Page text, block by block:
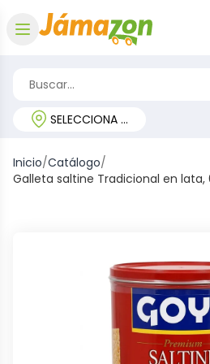
SELECCIONA TU REGIÓN
Inicio/Catálogo/
Galleta saltine Tradicional en lata,